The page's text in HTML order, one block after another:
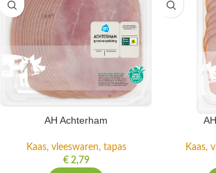
AH Achterham
Kaas, vleeswaren, tapas
€2,79
Kaas,